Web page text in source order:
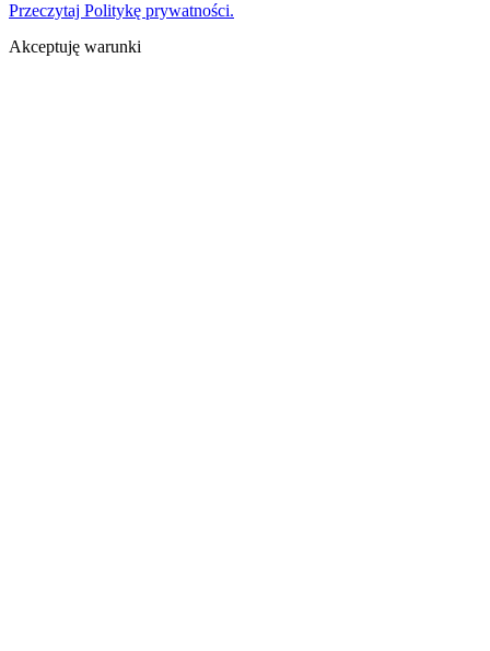
Przeczytaj Politykę prywatności.
Akceptuję warunki